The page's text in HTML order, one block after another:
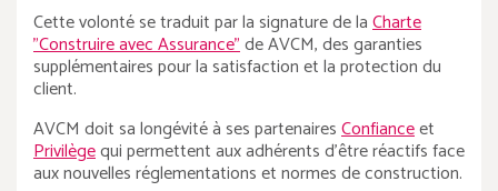
Cette volonté se traduit par la signature de laCharte
"Construire avec Assurance"de AVCM, des garanties
supplémentaires pour la satisfaction et la protection du
client.
AVCM doit sa longévité à ses partenairesConfianceet
Privilègequi permettent aux adhérents d'être réactifs face
aux nouvelles réglementations et normes de construction.